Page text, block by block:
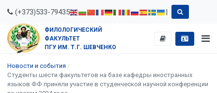
(+373)533-79435 |
ФИЛОЛОГИЧЕСКИЙ
ФАКУЛЬТЕТ
ПГУ ИМ. Т.Г. ШЕВЧЕНКО
Новости и события
Студенты шести факультетов на базе кафедры иностранных
языков ФФ приняли участие в студенческой научной конференции